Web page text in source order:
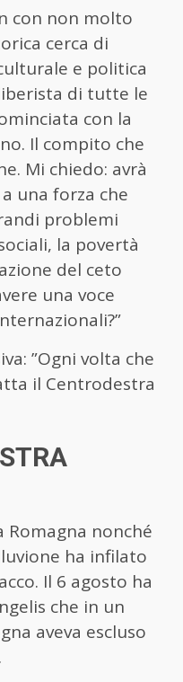
con non molto
cerca di
e politica
di tutte le
con la
Il compito che
Mi chiedo: avrà
una forza che
problemi
la povertà
del ceto
una voce
”Ogni volta che
il Centrodestra
Romagna nonché
ha infilato
Il 6 agosto ha
che in un
aveva escluso